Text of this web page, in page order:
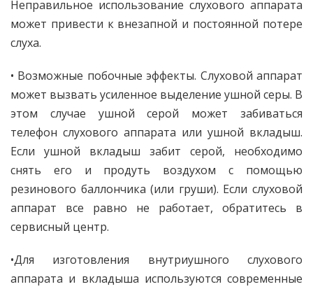
Неправильное использование слухового аппарата
может привести к внезапной и постоянной потере
слуха.
• Возможные побочные эффекты. Слуховой аппарат
может вызвать усиленное выделение ушной серы. В
этом случае ушной серой может забиваться
телефон слухового аппарата или ушной вкладыш.
Если ушной вкладыш забит серой, необходимо
снять его и продуть воздухом с помощью
резинового баллончика (или груши). Если слуховой
аппарат все равно не работает, обратитесь в
сервисный центр.
•Для изготовления внутриушного слухового
аппарата и вкладыша используются современные